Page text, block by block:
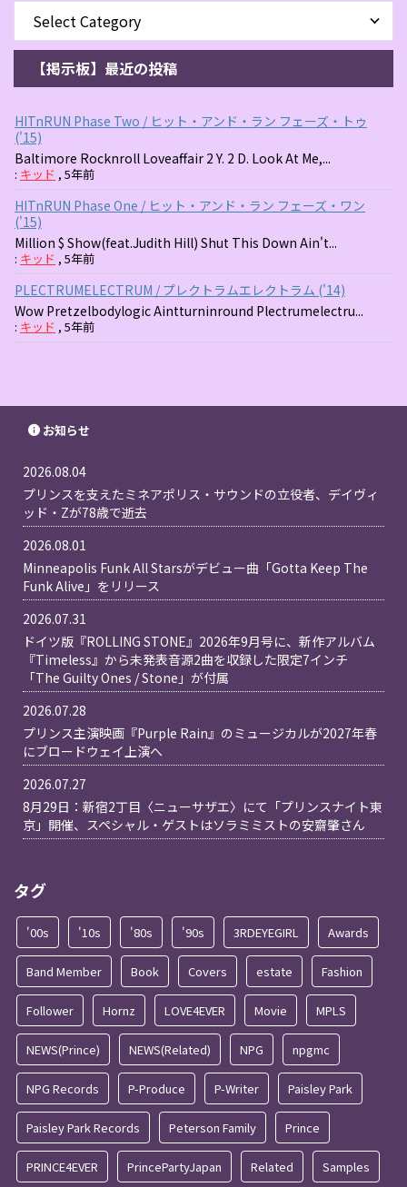
【掲示板】最近の投稿
HITnRUN Phase Two / ヒット・アンド・ラン フェーズ・トゥ
('15)
Baltimore Rocknroll Loveaffair 2 Y. 2 D. Look At Me,...
: キッド , 5年前
HITnRUN Phase One / ヒット・アンド・ラン フェーズ・ワン
('15)
Million $ Show(feat.Judith Hill) Shut This Down Ain't...
: キッド , 5年前
PLECTRUMELECTRUM / プレクトラムエレクトラム ('14)
Wow Pretzelbodylogic Aintturninround Plectrumelectru...
: キッド , 5年前
お知らせ
2026.08.04
プリンスを支えたミネアポリス・サウンドの立役者、デイヴィ
ッド・Zが78歳で逝去
2026.08.01
Minneapolis Funk All Starsがデビュー曲「Gotta Keep The
Funk Alive」をリリース
2026.07.31
ドイツ版『ROLLING STONE』2026年9月号に、新作アルバム
『Timeless』から未発表音源2曲を収録した限定7インチ
「The Guilty Ones / Stone」が付属
2026.07.28
プリンス主演映画『Purple Rain』のミュージカルが2027年春
にブロードウェイ上演へ
2026.07.27
8月29日：新宿2丁目〈ニューサザエ〉にて「プリンスナイト東
京」開催、スペシャル・ゲストはソラミミストの安齋肇さん
タグ
'00s '10s '80s '90s 3RDEYEGIRL Awards
Band Member Book Covers estate Fashion
Follower Hornz LOVE4EVER Movie MPLS
NEWS(Prince) NEWS(Related) NPG npgmc
NPG Records P-Produce P-Writer Paisley Park
Paisley Park Records Peterson Family Prince
PRINCE4EVER PrincePartyJapan Related Samples